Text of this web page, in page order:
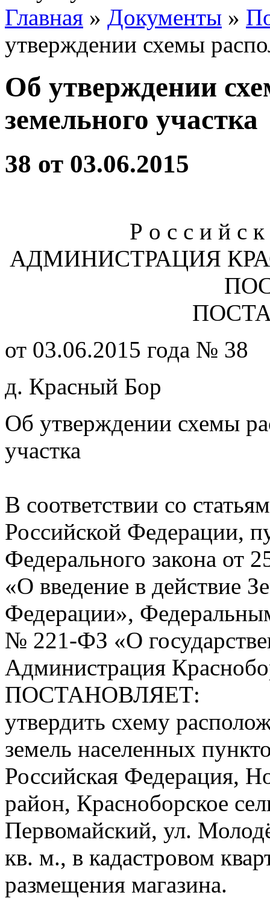
Главная » Документы »
утверждении схемы
Об утверждении
земельного участка
38 от 03.06.2015
Р о с с и й с
АДМИНИСТРАЦИЯ
от 03.06.2015 года № 38
д. Красный Бор
Об утверждении схемы
участка
В соответствии со
Российской Федерации,
Федерального закона от
«О введение в действие
Федерации»,
№ 221-ФЗ «О
Администрация
ПОСТАНОВЛЯЕТ:
утвердить схему
земель населенных
Российская Федерация,
район, Красноборское
Первомайский, ул.
кв. м., в кадастровом
размещения магазина.